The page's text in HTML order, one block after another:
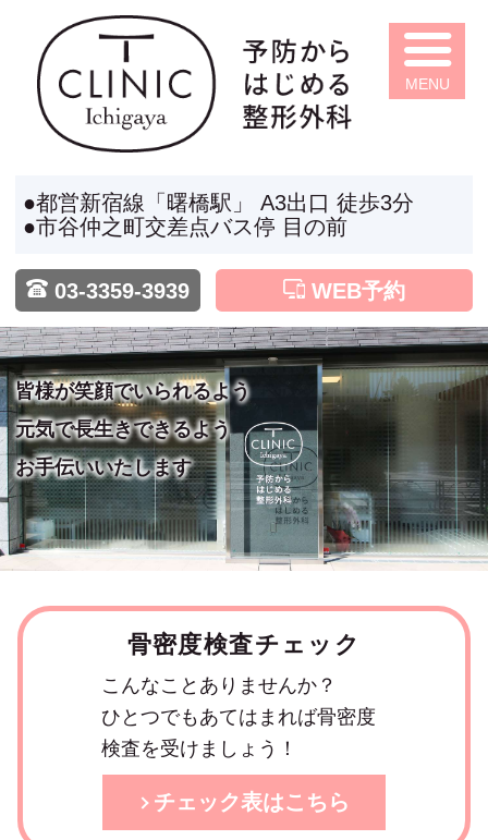
HOME
都営新宿線「曙橋駅」 A3出口 徒歩3分
市谷仲之町交差点バス停 目の前
03-3359-3939 WEB予約
皆様が笑顔でいられるよう
元気で長生きできるよう
お手伝いいたします
骨密度検査チェック
こんなことありませんか？
ひとつでもあてはまれば骨密度
検査を受けましょう！
チェック表はこちら